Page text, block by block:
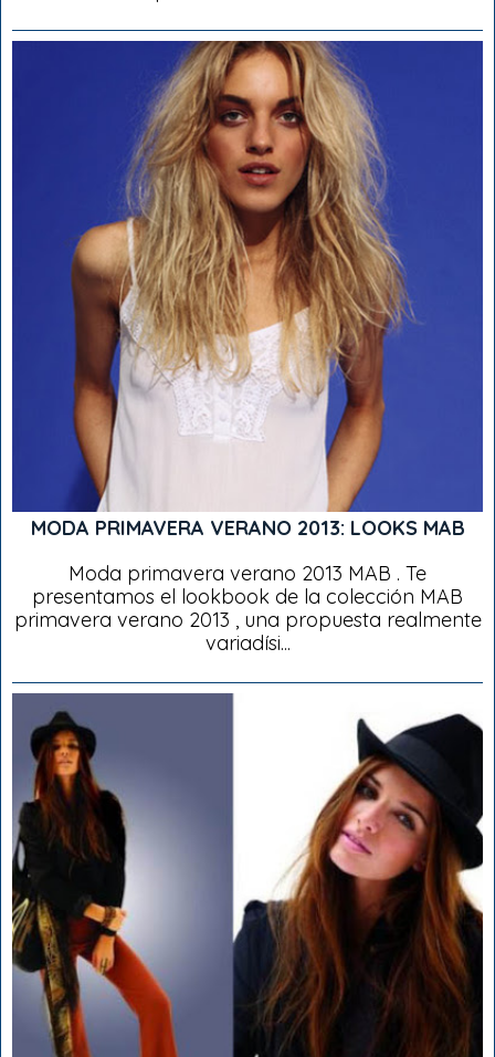
MODA PRIMAVERA VERANO 2013: LOOKS MAB
Moda primavera verano 2013 MAB . Te
presentamos el lookbook de la colección MAB
primavera verano 2013 , una propuesta realmente
variadísi...